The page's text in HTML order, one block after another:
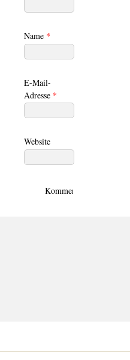
Name *
E-Mail-
Adresse *
Website